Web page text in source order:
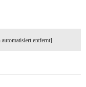
entfernt]